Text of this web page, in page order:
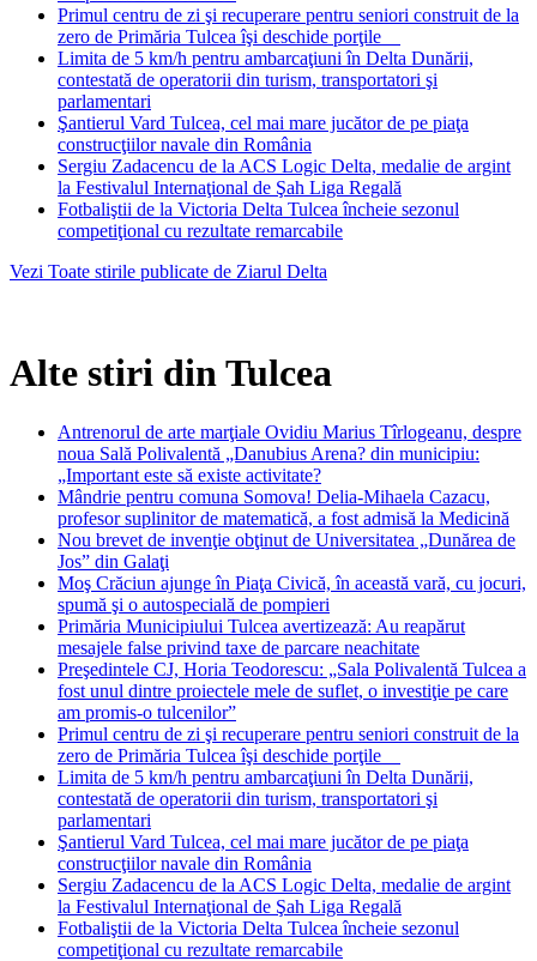
Primul centru de zi şi recuperare pentru seniori construit de la
zero de Primăria Tulcea îşi deschide porţile
Limita de 5 km/h pentru ambarcaţiuni în Delta Dunării,
contestată de operatorii din turism, transportatori şi
parlamentari
Şantierul Vard Tulcea, cel mai mare jucător de pe piaţa
construcţiilor navale din România
Sergiu Zadacencu de la ACS Logic Delta, medalie de argint
la Festivalul Internaţional de Şah Liga Regală
Fotbaliştii de la Victoria Delta Tulcea încheie sezonul
competiţional cu rezultate remarcabile
Vezi Toate stirile publicate de Ziarul Delta
Alte stiri din Tulcea
Antrenorul de arte marţiale Ovidiu Marius Tîrlogeanu, despre
noua Sală Polivalentă „Danubius Arena? din municipiu:
„Important este să existe activitate?
Mândrie pentru comuna Somova! Delia-Mihaela Cazacu,
profesor suplinitor de matematică, a fost admisă la Medicină
Nou brevet de invenţie obţinut de Universitatea „Dunărea de
Jos” din Galaţi
Moş Crăciun ajunge în Piaţa Civică, în această vară, cu jocuri,
spumă şi o autospecială de pompieri
Primăria Municipiului Tulcea avertizează: Au reapărut
mesajele false privind taxe de parcare neachitate
Preşedintele CJ, Horia Teodorescu: „Sala Polivalentă Tulcea a
fost unul dintre proiectele mele de suflet, o investiţie pe care
am promis-o tulcenilor”
Primul centru de zi şi recuperare pentru seniori construit de la
zero de Primăria Tulcea îşi deschide porţile
Limita de 5 km/h pentru ambarcaţiuni în Delta Dunării,
contestată de operatorii din turism, transportatori şi
parlamentari
Şantierul Vard Tulcea, cel mai mare jucător de pe piaţa
construcţiilor navale din România
Sergiu Zadacencu de la ACS Logic Delta, medalie de argint
la Festivalul Internaţional de Şah Liga Regală
Fotbaliştii de la Victoria Delta Tulcea încheie sezonul
competiţional cu rezultate remarcabile